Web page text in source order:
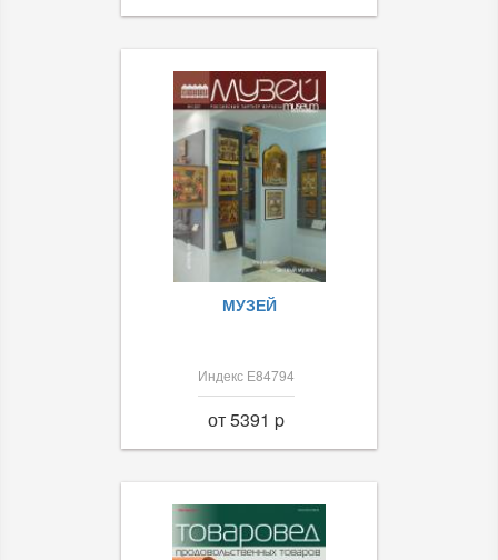
МУЗЕЙ
Индекс Е84794
от 5391 p